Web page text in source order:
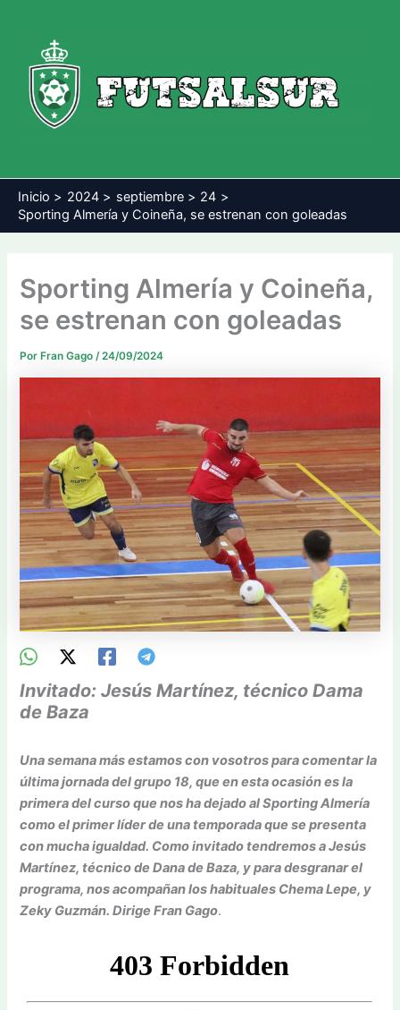
contenido
Inicio 2024 septiembre
24
Sporting Almería y Coineña, se estrenan con goleadas
Sporting Almería y Coineña,
se estrenan con goleadas
PorFran Gago /24/09/2024
Invitado: Jesús Martínez, técnico Dama
de Baza
Una semana más estamos con vosotros para comentar la
última jornada del grupo 18, que en esta ocasión es la
primera del curso que nos ha dejado al Sporting Almería
como el primer líder de una temporada que se presenta
con mucha igualdad. Como invitado tendremos a Jesús
Martínez, técnico de Dana de Baza, y para desgranar el
programa, nos acompañan los habituales Chema Lepe, y
Zeky Guzmán. Dirige Fran Gago.